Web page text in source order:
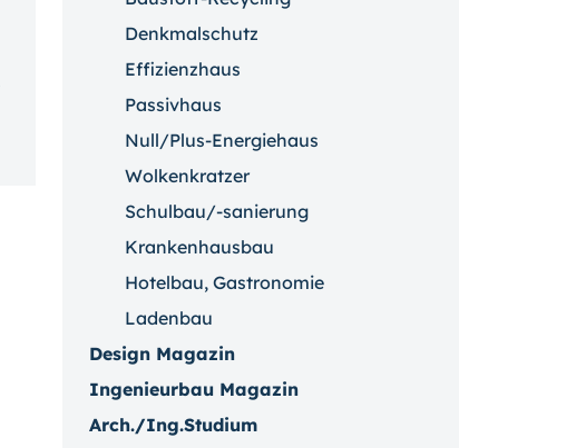
Denkmalschutz
Effizienzhaus
Passivhaus
Null/Plus-Energiehaus
Wolkenkratzer
Schulbau/-sanierung
Krankenhausbau
Hotelbau, Gastronomie
Ladenbau
Design Magazin
Ingenieurbau Magazin
Arch./Ing.Studium